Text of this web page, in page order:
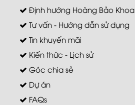
Định hướng Hoàng Bảo Khoa
Tư vấn - Hướng dẫn sử dụng
Tin khuyến mãi
Kiến thức - Lịch sử
Góc chia sẻ
Dự án
FAQs